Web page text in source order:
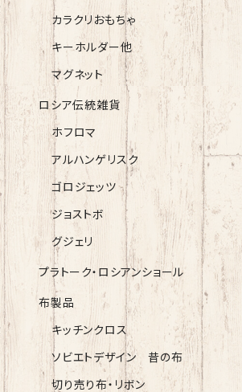
カラクリおもちゃ
キーホルダー他
マグネット
ロシア伝統雑貨
ホフロマ
アルハンゲリスク
ゴロジェッツ
ジョストボ
グジェリ
プラトーク・ロシアンショール
布製品
キッチンクロス
ソビエトデザイン 昔の布
切り売り布・リボン